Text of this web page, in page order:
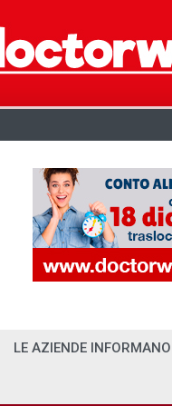
LE AZIENDE INFORMANO